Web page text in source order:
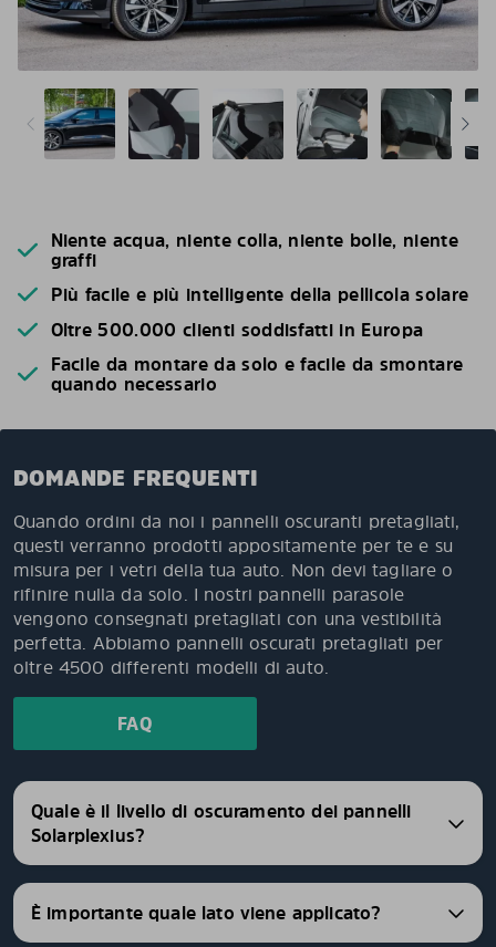
Niente acqua, niente colla, niente bolle, niente
graffi
Più facile e più intelligente della pellicola solare
Oltre 500.000 clienti soddisfatti in Europa
Facile da montare da solo e facile da smontare
quando necessario
DOMANDE FREQUENTI
Quando ordini da noi i pannelli oscuranti pretagliati,
questi verranno prodotti appositamente per te e su
misura per i vetri della tua auto. Non devi tagliare o
rifinire nulla da solo. I nostri pannelli parasole
vengono consegnati pretagliati con una vestibilità
perfetta. Abbiamo pannelli oscurati pretagliati per
oltre 4500 differenti modelli di auto.
FAQ
Quale è il livello di oscuramento dei pannelli
Solarplexius?
È importante quale lato viene applicato?